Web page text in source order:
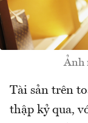
Ảnh
Tài sản trên
thập kỷ qua,